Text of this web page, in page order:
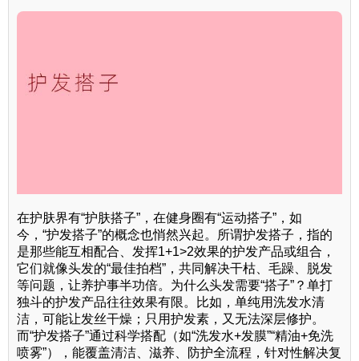
在护肤界有“护肤搭子”，在健身圈有“运动搭子”，如
今，“护发搭子”的概念也悄然兴起。所谓护发搭子，指的
是那些能互相配合、发挥1+1>2效果的护发产品或组合，
它们就像头发的“最佳拍档”，共同解决干枯、毛躁、脱发
等问题，让养护事半功倍。为什么头发需要“搭子”？单打
独斗的护发产品往往效果有限。比如，单纯用洗发水清
洁，可能让发丝干燥；只用护发素，又无法深层修护。
而“护发搭子”通过科学搭配（如“洗发水+发膜”“精油+免洗
喷雾”），能覆盖清洁、滋养、防护全流程，针对性解决复